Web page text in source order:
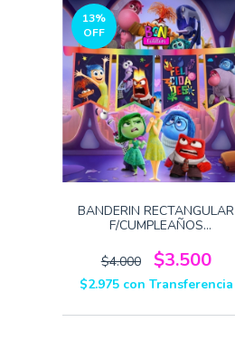
13%
OFF
BANDERIN RECTANGULAR
F/CUMPLEAÑOS
$4.000
$3.500
$2.975 con Transferencia